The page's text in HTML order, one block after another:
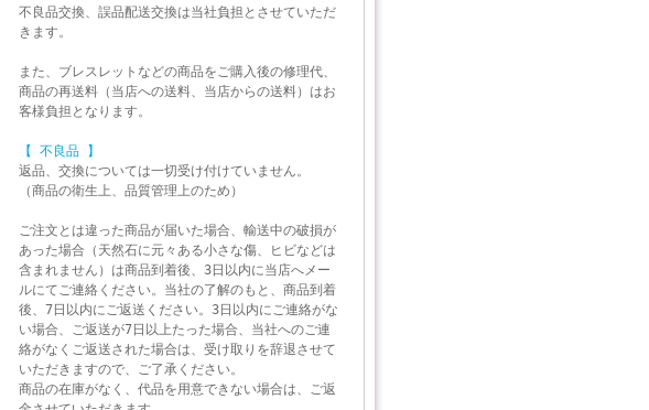
不良品交換、誤品配送交換は当社負担とさせていただ
きます。
また、ブレスレットなどの商品をご購入後の修理代、
商品の再送料（当店への送料、当店からの送料）はお
客様負担となります。
【 不良品 】
返品、交換については一切受け付けていません。
（商品の衛生上、品質管理上のため）
ご注文とは違った商品が届いた場合、輸送中の破損が
あった場合（天然石に元々ある小さな傷、ヒビなどは
含まれません）は商品到着後、3日以内に当店へメー
ルにてご連絡ください。当社の了解のもと、商品到着
後、7日以内にご返送ください。3日以内にご連絡がな
い場合、ご返送が7日以上たった場合、当社へのご連
絡がなくご返送された場合は、受け取りを辞退させて
いただきますので、ご了承ください。
商品の在庫がなく、代品を用意できない場合は、ご返